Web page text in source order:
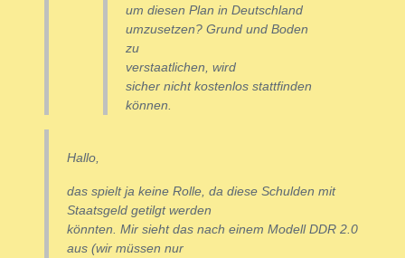
um diesen Plan in Deutschland
umzusetzen? Grund und Boden
zu
verstaatlichen, wird
sicher nicht kostenlos stattfinden
können.
Hallo,
das spielt ja keine Rolle, da diese Schulden mit
Staatsgeld getilgt werden
könnten. Mir sieht das nach einem Modell DDR 2.0
aus (wir müssen nur